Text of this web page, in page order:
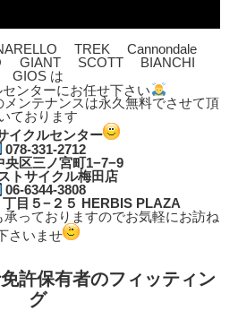
TREK Cannondale
GIANT SCOTT BIANCHI
GIOS は
ンターにお任せ下さい
ンテナンスは永久無料でさせて頂
ております
イクルセンター
078-331-2712
央区三ノ宮町1−7−9
トサイクル梅田店
06-6344-3808
目５−２５ HERBIS PLAZA
っておりますのでお気軽にお訪ね
さいませ
許保有者のフィッティン
グ